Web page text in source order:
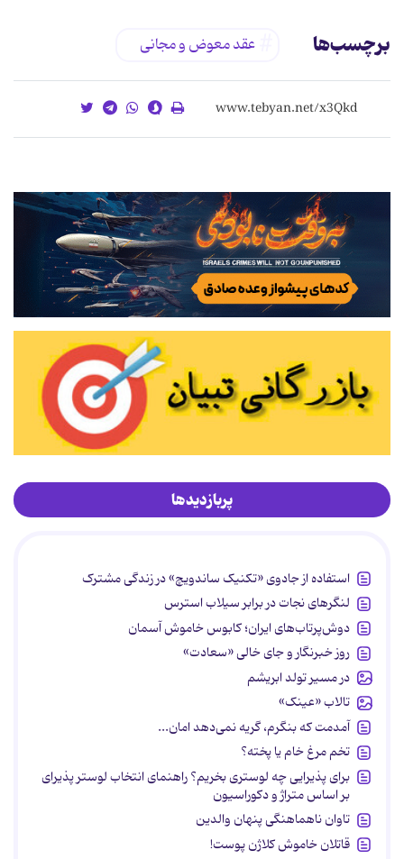
برچسب‌ها عقد معوض و مجانی
پربازدیدها
استفاده از جادوی «تکنیک ساندویچ» در زندگی مشترک
لنگرهای نجات در برابر سیلاب استرس
دوش‌پرتاب‌های ایران؛ کابوس خاموش آسمان
روز خبرنگار و جای خالی «سعادت»
در مسیر تولد ابریشم
تالاب «عینک»
آمدمت که بنگرم، گریه نمی‌دهد امان...
تخم مرغ خام یا پخته؟
برای پذیرایی چه لوستری بخریم؟ راهنمای انتخاب لوستر پذیرای
بر اساس متراژ و دکوراسیون
تاوان ناهماهنگی پنهان والدین
قاتلان خاموش کلاژن پوست!